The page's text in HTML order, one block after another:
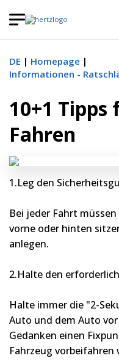
DE
Homepage
Informationen -
10+1 Tipps
Fahren
1.Leg den
Bei jeder Fahrt
vorne oder hinten
anlegen.
2.Halte den
Halte immer die "2-
Auto und dem Auto
Gedanken einen
Fahrzeug vorbeifahren